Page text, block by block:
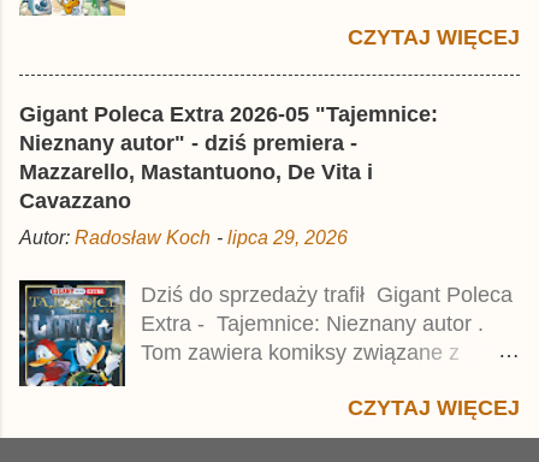
Jednak wbrew temu, na co wskazuje
młodego Kaczora Donalda i jego
przyjaciół, lecz prawdopodobnie znajdą
się tam opowieści z wydań 9-10 .
kosztowała 37,99 zł. W środku znajdą
Taschenbuch Young Comics, które
zostały wydane w Niemczech parę
miesięcy temu.
CZYTAJ WIĘCEJ
Gigant Poleca Extra 2026-05 "Tajemnice:
Nieznany autor" - dziś premiera -
Mazzarello, Mastantuono, De Vita i
Cavazzano
Autor: Radosław Koch - lipca 29, 2026
Dziś do sprzedaży trafił Gigant Poleca
Extra - Tajemnice: Nieznany autor .
Tom zawiera komiksy związane z
najmniej kilka ciekawych historii,
zarówno nowych jak i tych, które w
CZYTAJ WIĘCEJ